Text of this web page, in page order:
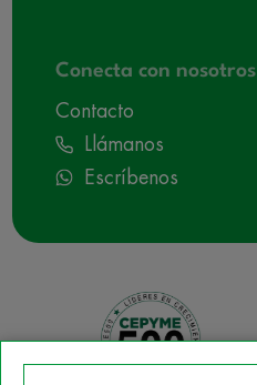
Conecta con nosotros
Contacto
Llámanos
Escríbenos